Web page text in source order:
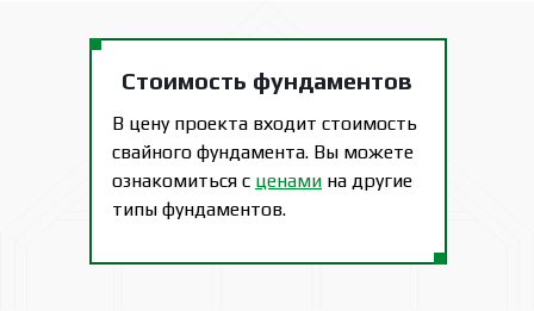
В цену проекта входит стоимость
свайного фундамента. Вы можете
ознакомиться с ценами на другие
типы фундаментов.
Стоимость фундаментов